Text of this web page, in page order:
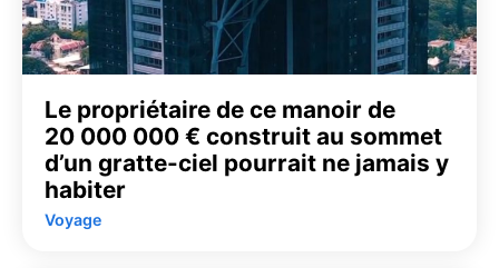
Le propriétaire de ce manoir de
20 000 000 € construit au sommet
d’un gratte-ciel pourrait ne jamais y
habiter
Voyage